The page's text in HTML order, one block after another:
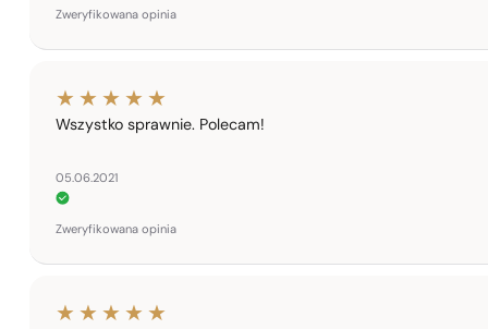
Zweryfikowana opinia
Wszystko sprawnie. Polecam!
05.06.2021
Zweryfikowana opinia